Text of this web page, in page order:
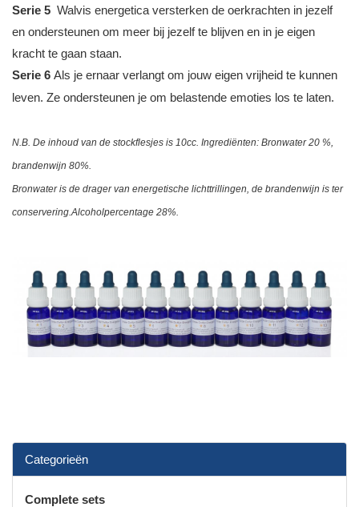
Serie 5 Walvis energetica versterken de oerkrachten in jezelf
en ondersteunen om meer bij jezelf te blijven en in je eigen
kracht te gaan staan.
Serie 6 Als je ernaar verlangt om jouw eigen vrijheid te kunnen
leven. Ze ondersteunen je om belastende emoties los te laten.
N.B. De inhoud van de stockflesjes is 10cc. Ingrediënten: Bronwater 20 %,
brandenwijn 80%.
Bronwater is de drager van energetische lichttrillingen, de brandenwijn is ter
conservering.Alcoholpercentage 28%.
Categorieën
Complete sets